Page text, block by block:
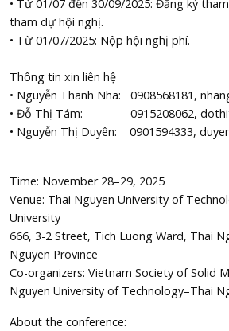
• Từ 01/07 đến 30/09/2025: Đăng ký
tham dự hội nghị.
• Từ 01/07/2025: Nộp hội nghị phí.
Thông tin xin liên hệ
• Nguyễn Thanh Nhã: 0908568181,
• Đỗ Thị Tám: 0915208062,
• Nguyễn Thị Duyên: 0901594333,
Time: November 28–29, 2025
Venue: Thai Nguyen University of
University
666, 3-2 Street, Tich Luong Ward, Thai
Nguyen Province
Co-organizers: Vietnam Society of Solid
Nguyen University of Technology–Thai
About the conference: